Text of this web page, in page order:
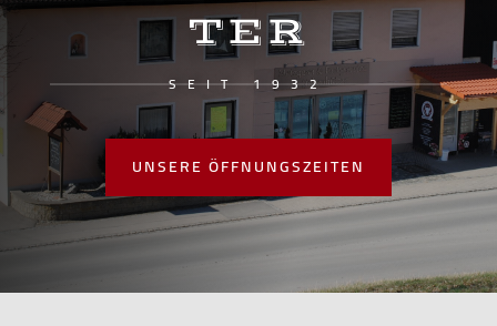
TER
SEIT 1932
UNSE­RE ÖFFNUNGSZEITEN